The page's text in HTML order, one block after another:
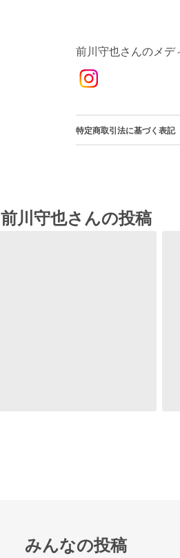
前川守也さんのメデ
特定商取引法に基づく表記
前川守也さんの投稿
みんなの投稿